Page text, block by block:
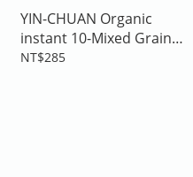
YIN-CHUAN Organic
instant 10-Mixed Grain
Drink Powder 600G
NT$285